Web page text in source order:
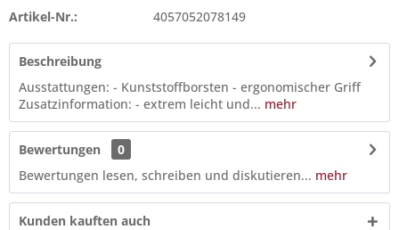
Artikel-Nr.: 4057052078149
Beschreibung
Ausstattungen: - Kunststoffborsten - ergonomischer Griff
Zusatzinformation: - extrem leicht und... mehr
Bewertungen
0
Bewertungen lesen, schreiben und diskutieren... mehr
Kunden kauften auch